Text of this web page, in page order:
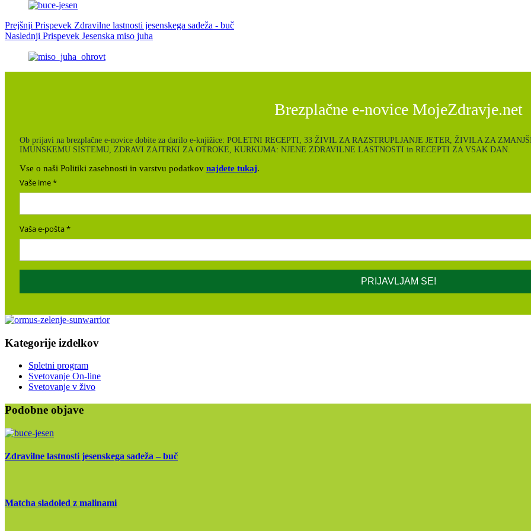
Prejšnji Prispevek Zdravilne lastnosti jesenskega sadeža - buč
Naslednji Prispevek Jesenska miso juha
Brezplačne e-novice MojeZdravje.net
Ob prijavi na brezplačne e-novice dobite za darilo e-knjižice: POLETNI RECEPTI, 33 ŽIVIL ZA RAZSTRUPLJANJE JETER, ŽIVILA ZA
IMUNSKEMU SISTEMU, ZDRAVI ZAJTRKI ZA OTROKE, KURKUMA: NJENE ZDRAVILNE LASTNOSTI in RECEPTI ZA VSAK DAN.
Vse o naši Politiki zasebnosti in varstvu podatkov najdete tukaj.
Vaše ime
Vaša e-pošta
PRIJAVLJAM SE!
Kategorije izdelkov
Spletni program
Svetovanje On-line
Svetovanje v živo
Podobne objave
Zdravilne lastnosti jesenskega sadeža – buč
Matcha sladoled z malinami